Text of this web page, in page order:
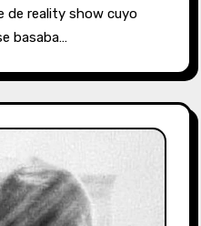
de reality show cuyo
basaba…